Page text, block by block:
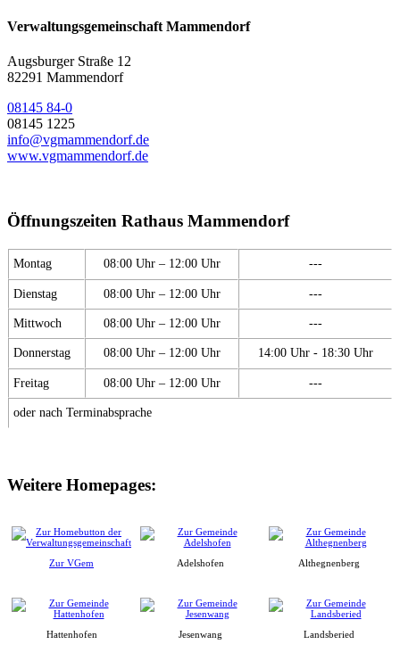
Verwaltungsgemeinschaft Mammendorf
Augsburger Straße 12
82291 Mammendorf
08145 84-0
08145 1225
info@vgmammendorf.de
www.vgmammendorf.de
Öffnungszeiten Rathaus Mammendorf
Montag 08:00 Uhr – 12:00 Uhr ---
Dienstag 08:00 Uhr – 12:00 Uhr ---
Mittwoch 08:00 Uhr – 12:00 Uhr ---
Donnerstag 08:00 Uhr – 12:00 Uhr 14:00 Uhr - 18:30 Uhr
Freitag 08:00 Uhr – 12:00 Uhr ---
oder nach Terminabsprache
Weitere Homepages:
Zur VGem Adelshofen Althegnenberg
Hattenhofen Jesenwang Landsberied